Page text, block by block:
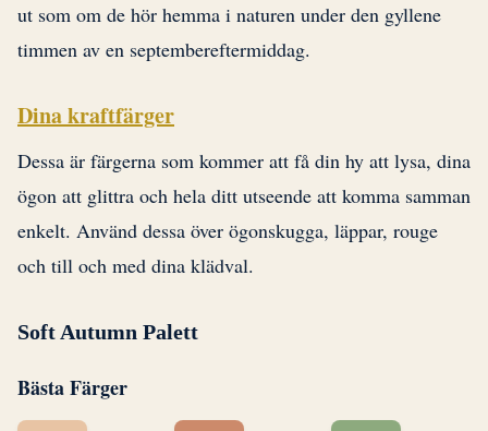
ut som om de hör hemma i naturen under den gyllene
timmen av en septembereftermiddag.
Dina kraftfärger
Dessa är färgerna som kommer att få din hy att lysa, dina
ögon att glittra och hela ditt utseende att komma samman
enkelt. Använd dessa över ögonskugga, läppar, rouge
och till och med dina klädval.
Soft Autumn Palett
Bästa Färger